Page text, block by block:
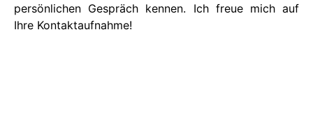
persönlichen Gespräch kennen. Ich freue mich auf
Ihre Kontaktaufnahme!